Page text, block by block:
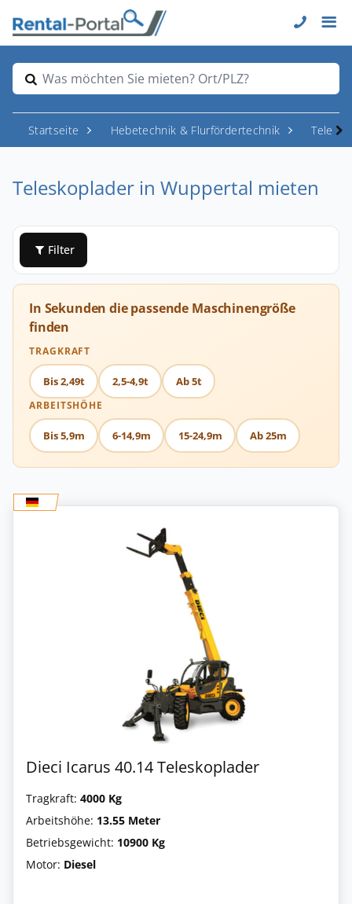
Was möchten Sie mieten? Ort/PLZ?
Startseite Hebetechnik & Flurfördertechnik
Teleskoplader in Wuppertal mieten
Filter
In Sekunden die passende Maschinengröße
finden
TRAGKRAFT
Bis 2,49t 2,5-4,9t Ab 5t
ARBEITSHÖHE
Bis 5,9m 6-14,9m 15-24,9m Ab 25m
Dieci Icarus 40.14 Teleskoplader
Tragkraft: 4000 Kg
Arbeitshöhe: 13.55 Meter
Betriebsgewicht: 10900 Kg
Motor: Diesel